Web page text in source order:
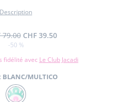
Description
79.00 CHF 39.50
-50 %
fidélité avec Le Club Jacadi
BLANC/MULTICO
Couleur